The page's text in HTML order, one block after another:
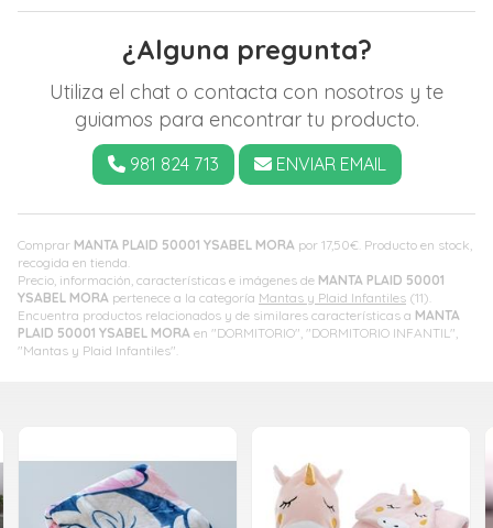
Comprar MANTA PLAID 50001 YSABEL MORA por 17,50€ . Producto en stock,
recogida en tienda.
Precio, información, características e imágenes de MANTA PLAID 50001
YSABEL MORA pertenece a la categoría Mantas y Plaid Infantiles (11).
Encuentra productos relacionados y de similares características a MANTA
PLAID 50001 YSABEL MORA en "DORMITORIO", "DORMITORIO INFANTIL",
"Mantas y Plaid Infantiles".
¿Alguna pregunta?
Utiliza el chat o contacta con nosotros y te
guiamos para encontrar tu producto.
981 824 713 ENVIAR EMAIL